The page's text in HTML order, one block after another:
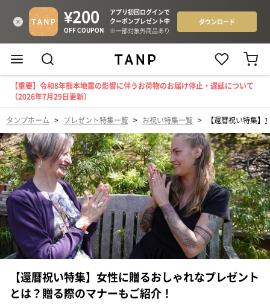
【重要】令和8年熊本地震の影響に伴うお荷物のお届け停止・遅延について
（2026年7月29日更新）
タンプホーム > プレゼント特集一覧 > お祝い特集一覧 > 【還暦祝い特集
【還暦祝い特集】女性に贈るおしゃれなプレゼント
とは？贈る際のマナーもご紹介！